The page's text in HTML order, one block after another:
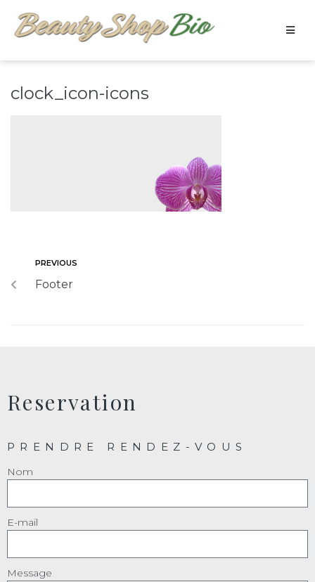
clock_icon-icons
PREVIOUS
Footer
Reservation
PRENDRE RENDEZ-VOUS
Nom
E-mail
Message